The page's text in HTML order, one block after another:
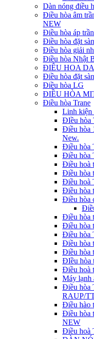
Dàn nóng điều
Điều hòa âm
NEW
Điều hòa áp
Điều hòa đặt
Điều hòa giải
Điều hòa Nhật
ĐIÊU HOA
Điều hòa đặt
Điều hòa LG
ĐIỀU HÒA
Điều hòa Trane
Linh kiện
ĐIều hòa
Điều hòa
New.
Điều hòa
Điều hòa
Điều hoà
Điều hòa
Điều hoà
Điều hòa
Điều hòa
Điều hòa
Điều hòa
Điều hòa
Điều hòa
Điều hòa
ĐIều hòa
Điều hoà
Máy lạnh
Điều hòa
RAUP/
Điều hào
Điều hòa
NEW
Điều hoà